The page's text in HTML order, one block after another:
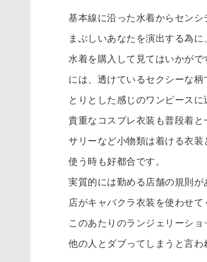
基本線に沿った水着からセン
まぶしいあなたを演出する為
水着を購入して見てはいかがで
には、透けているセクシーな
とりとした感じのワンピースに
貴重なコスプレ衣装も普段着
サリーなど小物類は着ける衣
使う時も好都合です。
実質的には勤める店舗の規則
店がキャバクラ衣装を使わせて
このあたりのランジェリーシ
他の人とダブってしまうと言わ